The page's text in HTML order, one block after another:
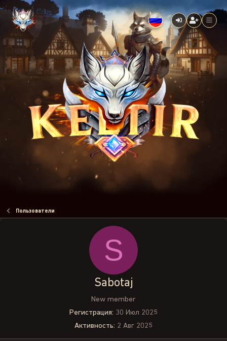
Пользователи
S
Sabotaj
New member
Регистрация 30 Июл 2025
Активность 2 Авг 2025